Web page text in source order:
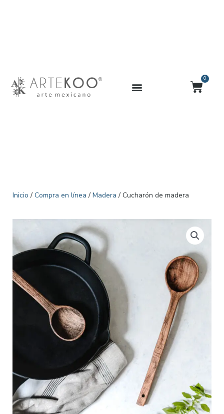
0
Inicio / Compra en línea / Madera / Cucharón de madera